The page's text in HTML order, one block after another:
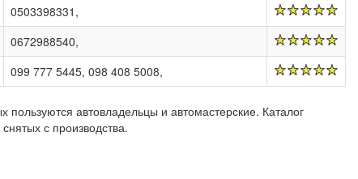
0503398331,
0672988540,
099 777 5445, 098 408 5008,
пользуются автовладельцы и автомастерские. Каталог
с производства.